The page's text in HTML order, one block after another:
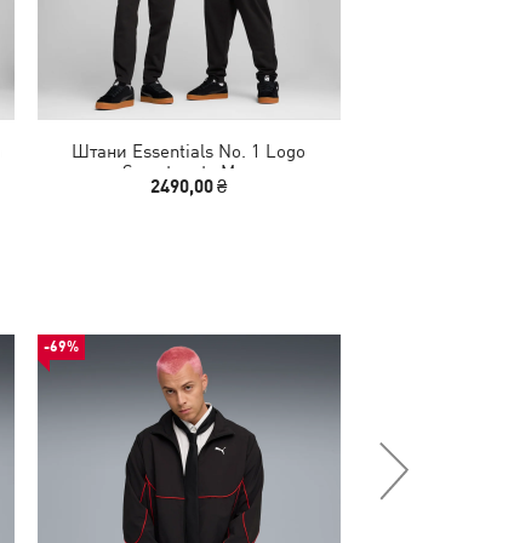
Штани Essentials No. 1 Logo
Sweatpants Men
2490,00 ₴
-69%